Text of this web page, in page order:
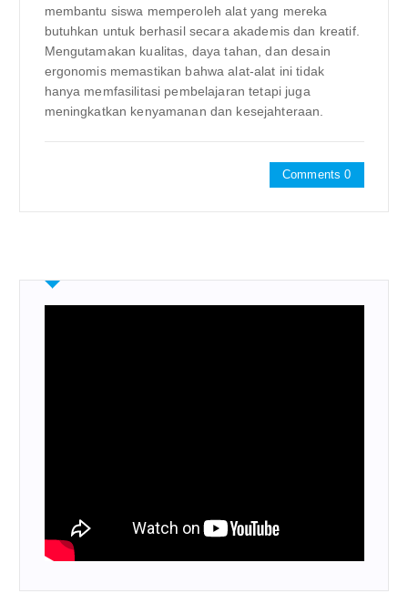
membantu siswa memperoleh alat yang mereka
butuhkan untuk berhasil secara akademis dan kreatif.
Mengutamakan kualitas, daya tahan, dan desain
ergonomis memastikan bahwa alat-alat ini tidak
hanya memfasilitasi pembelajaran tetapi juga
meningkatkan kenyamanan dan kesejahteraan.
Comments 0